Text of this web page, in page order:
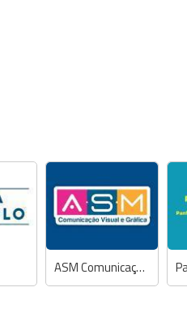
ASM Comunicação Visual e Gráfica